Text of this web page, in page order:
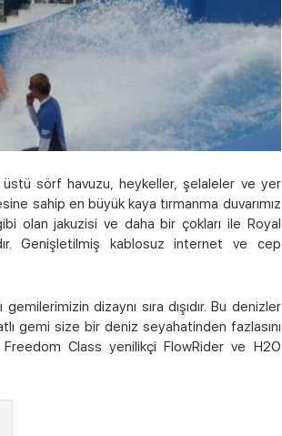
sörf havuzu, heykeller, şelaleler ve yer
sahip en büyük kaya tırmanma duvarımız
olan jakuzisi ve daha bir çokları ile Royal
Genişletilmiş kablosuz internet ve cep
dizaynı sıra dışıdır. Bu denizler
gemi size bir deniz seyahatinden fazlasını
Class yenilikçi FlowRider ve H2O